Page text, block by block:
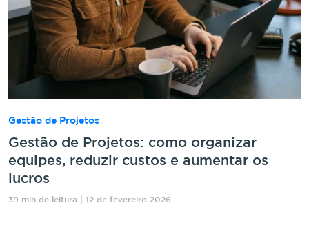
Gestão de Projetos
Gestão de Projetos: como organizar
equipes, reduzir custos e aumentar os
lucros
39 min de leitura | 12 de fevereiro 2026